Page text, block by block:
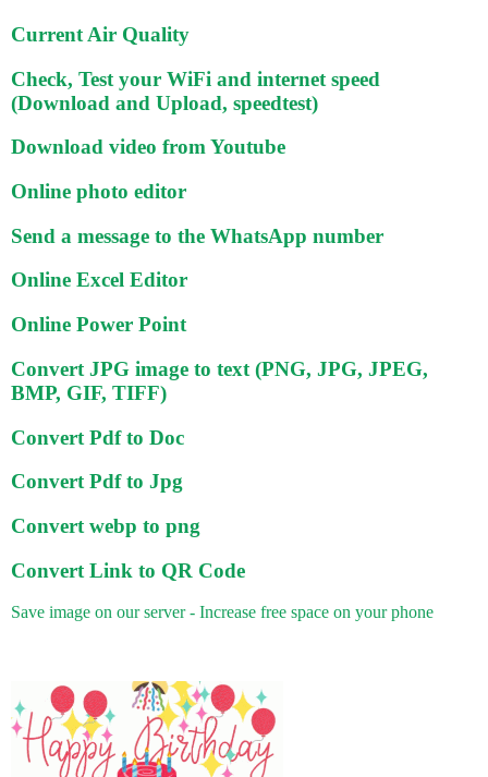
Current Air Quality
Check, Test your WiFi and internet speed
(Download and Upload, speedtest)
Download video from Youtube
Online photo editor
Send a message to the WhatsApp number
Online Excel Editor
Online Power Point
Convert JPG image to text (PNG, JPG, JPEG,
BMP, GIF, TIFF)
Convert Pdf to Doc
Convert Pdf to Jpg
Convert webp to png
Convert Link to QR Code
Save image on our server - Increase free space on your phone